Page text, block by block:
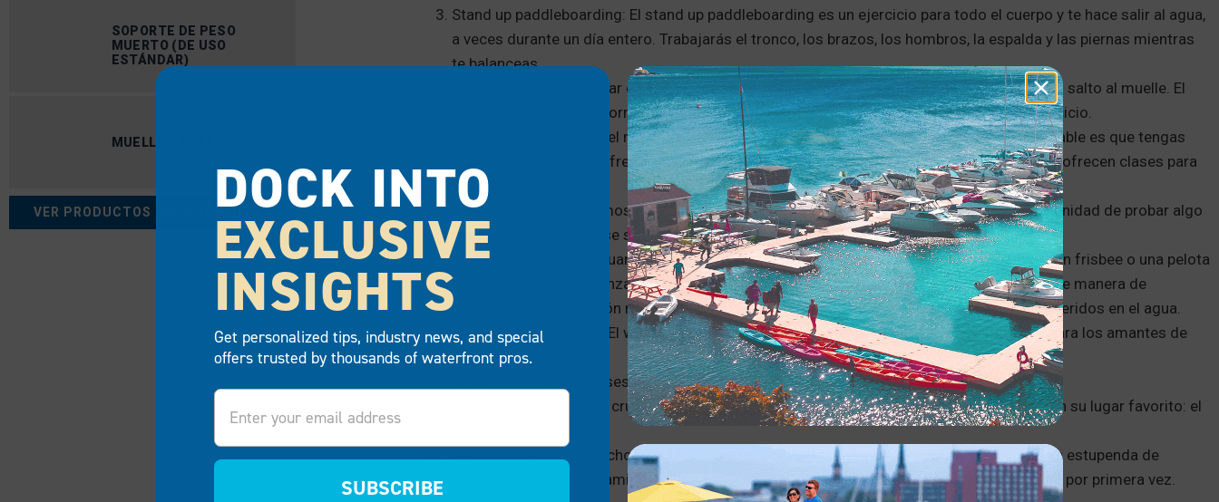
Stand up paddleboarding: El stand up paddleboarding es un ejercicio para todo el cuerpo y te hace salir al agua,
a veces durante un día entero. Trabajarás el tronco, los brazos, los hombros, la espalda y las piernas mientras
te balanceas.
Salto al muelle: Al pensar en formas de pasar más tiempo en el agua, es fácil olvidarse del salto al muelle. El
salto al muelle es una forma divertida de disfrutar del agua mientras se hace mucho ejercicio.
El surf: Si vives cerca del mar o estás planeando unas vacaciones en la playa, lo más probable es que tengas
acceso a lugares que ofrecen clases de surf y campamentos para niños. Algunos incluso ofrecen clases para
toda la familia.
Navegar en bote de remos o en canoa: Estas embarcaciones ofrecen a los niños la oportunidad de probar algo
nuevo mientras usted se sienta a disfrutar de las vistas.
Practicar un deporte: Cuando hagas la maleta para ir a la playa, añade un balón de fútbol, un frisbee o una pelota
de fútbol a tu bolsa. Lanzar una pelota de un lado a otro en el agua puede ser una excelente manera de
practicar la coordinación mano-ojo o simplemente de pasar más tiempo con los seres queridos en el agua.
Emociones en el agua: El wakeboard, el tubing y el esquí acuático son aventuras ideales para los amantes de
las emociones.
Clases de vela: Las clases de vela son siempre muy divertidas, sea cual sea tu nivel.
Cruceros: El alquiler de cruceros es una oportunidad perfecta para relajarse y socializar en su lugar favorito: el
Pesca: La pesca es mucho más que la captura de peces. Esta afición puede ser una forma estupenda de
ponerse al día con los amigos, disfrutar del aire libre o pasar un rato en un barco de pesca por primera vez.
SOPORTE DE PESO
MUERTO (DE USO
ESTÁNDAR)
MUELLE TRIPLE
VER PRODUCTOS RELACIONADOSDOCK INTO
EXCLUSIVE
INSIGHTS
Get personalized tips, industry news, and special
offers trusted by thousands of waterfront pros.
Email
SUBSCRIBE